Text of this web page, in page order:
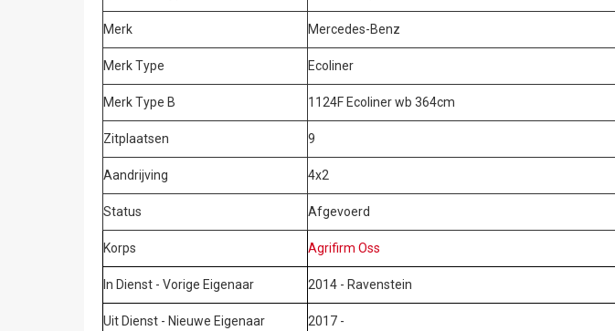
Merk Mercedes-Benz
Merk Type Ecoliner
Merk Type B 1124F Ecoliner wb 364cm
Zitplaatsen 9
Aandrijving 4x2
Status Afgevoerd
Korps Agrifirm Oss
In Dienst - Vorige Eigenaar 2014 - Ravenstein
Uit Dienst - Nieuwe Eigenaar 2017 -